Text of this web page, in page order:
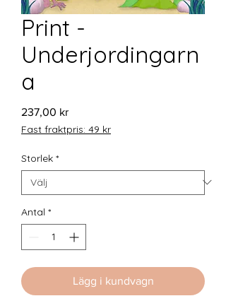
Print -
Underjordingarn
a
237,00 krPris
Fast fraktpris: 49 kr
Storlek *
Antal *
Lägg i kundvagn